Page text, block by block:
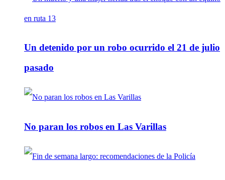
Un detenido por un robo ocurrido el 21 de julio
pasado
No paran los robos en Las Varillas